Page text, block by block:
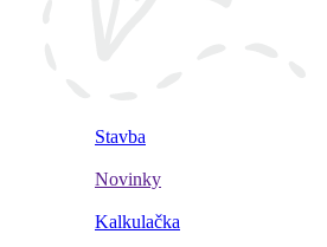
Stavba
Novinky
Kalkulačka